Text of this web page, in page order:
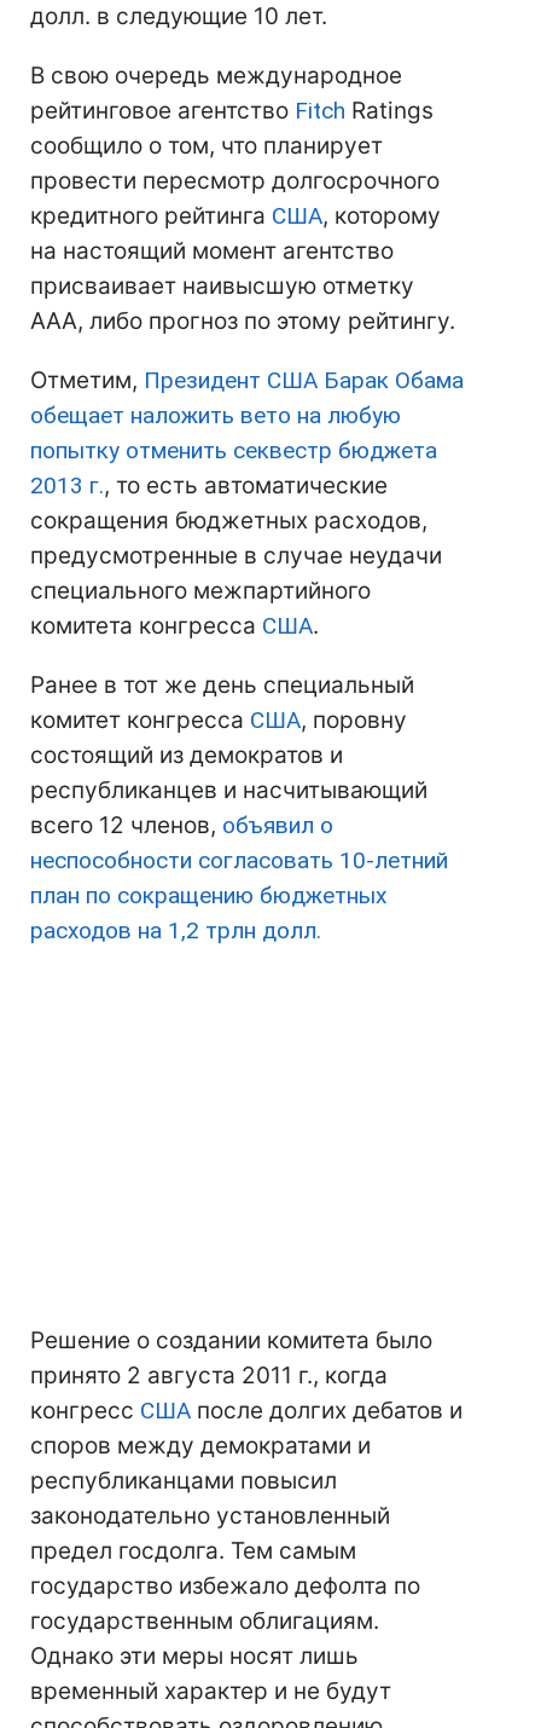
долл. в следующие 10 лет.
В свою очередь международное
рейтинговое агентство Fitch Ratings
сообщило о том, что планирует
провести пересмотр долгосрочного
кредитного рейтинга США, которому
на настоящий момент агентство
присваивает наивысшую отметку
ААА, либо прогноз по этому рейтингу.
Отметим, Президент США Барак Обама
обещает наложить вето на любую
попытку отменить секвестр бюджета
2013 г., то есть автоматические
сокращения бюджетных расходов,
предусмотренные в случае неудачи
специального межпартийного
комитета конгресса США.
Ранее в тот же день специальный
комитет конгресса США, поровну
состоящий из демократов и
республиканцев и насчитывающий
всего 12 членов, объявил о
неспособности согласовать 10-летний
план по сокращению бюджетных
расходов на 1,2 трлн долл.
Решение о создании комитета было
принято 2 августа 2011 г., когда
конгресс США после долгих дебатов и
споров между демократами и
республиканцами повысил
законодательно установленный
предел госдолга. Тем самым
государство избежало дефолта по
государственным облигациям.
Однако эти меры носят лишь
временный характер и не будут